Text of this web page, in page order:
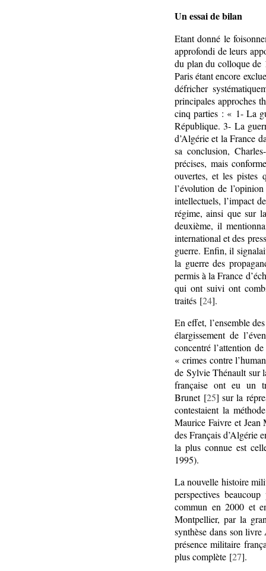
Un essai de bilan
Etant donné le
approfondi de leurs
du plan du colloque de
Paris étant encore
défricher
principales approches
cinq parties : « 1- La
République. 3- La
d’Algérie et la France
sa conclusion,
précises, mais
ouvertes, et les pistes
l’évolution de
intellectuels, l’impact
régime, ainsi que sur
deuxième, il
international et des
guerre. Enfin, il
la guerre des
permis à la France
qui ont suivi ont
traités [24].
En effet, l’ensemble
élargissement de
concentré l’attention
« crimes contre
de Sylvie Thénault sur
française ont eu un
Brunet [25] sur la
contestaient la
Maurice Faivre et Jean
des Français d’Algérie
la plus connue est
1995).
La nouvelle histoire
perspectives
commun en 2000 et
Montpellier, par la
synthèse dans son livre
présence militaire
plus complète [27].